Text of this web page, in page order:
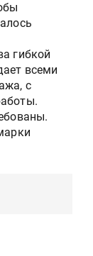
гибкой
всеми
с